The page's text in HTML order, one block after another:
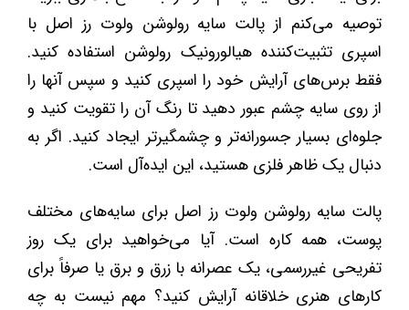
توصیه می‌کنم از پالت سایه رولوشن ولوت رز اصل با
اسپری تثبیت‌کننده هیالورونیک رولوشن استفاده کنید.
فقط برس‌های آرایش خود را اسپری کنید و سپس آنها را
از روی سایه چشم عبور دهید تا رنگ آن را تقویت کنید و
جلوه‌ای بسیار جسورانه‌تر و چشمگیرتر ایجاد کنید. اگر به
دنبال یک ظاهر فلزی هستید، این ایده‌آل است.
پالت سایه رولوشن ولوت رز اصل برای سایه‌های مختلف
پوست، همه کاره است. آیا می‌خواهید برای یک روز
تفریحی غیررسمی، یک عصرانه با زرق و برق یا صرفاً برای
کارهای هنری خلاقانه آرایش کنید؟ مهم نیست به چه